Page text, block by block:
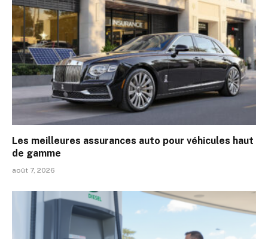
Les meilleures assurances auto pour véhicules haut
de gamme
août 7, 2026